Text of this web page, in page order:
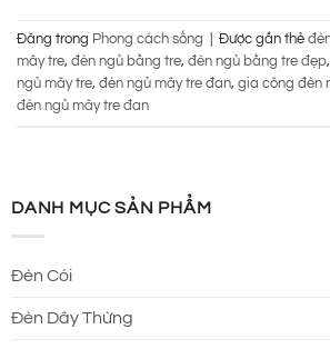
Đăng trong Phong cách sống Được gắn thẻ
mây tre, đèn ngủ bằng tre, đèn ngủ bằng tre đẹp,
ngủ mây tre, đèn ngủ mây tre đan, gia công đèn
đèn ngủ mây tre đan
DANH MỤC SẢN PHẨM
Đèn Cói
Đèn Dây Thừng